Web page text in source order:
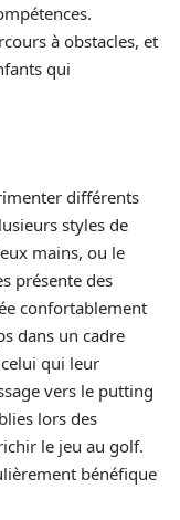
à obstacles, et
qui
différents
styles de
mains, ou le
présente des
confortablement
dans un cadre
qui leur
vers le putting
lors des
le jeu au golf.
bénéfique